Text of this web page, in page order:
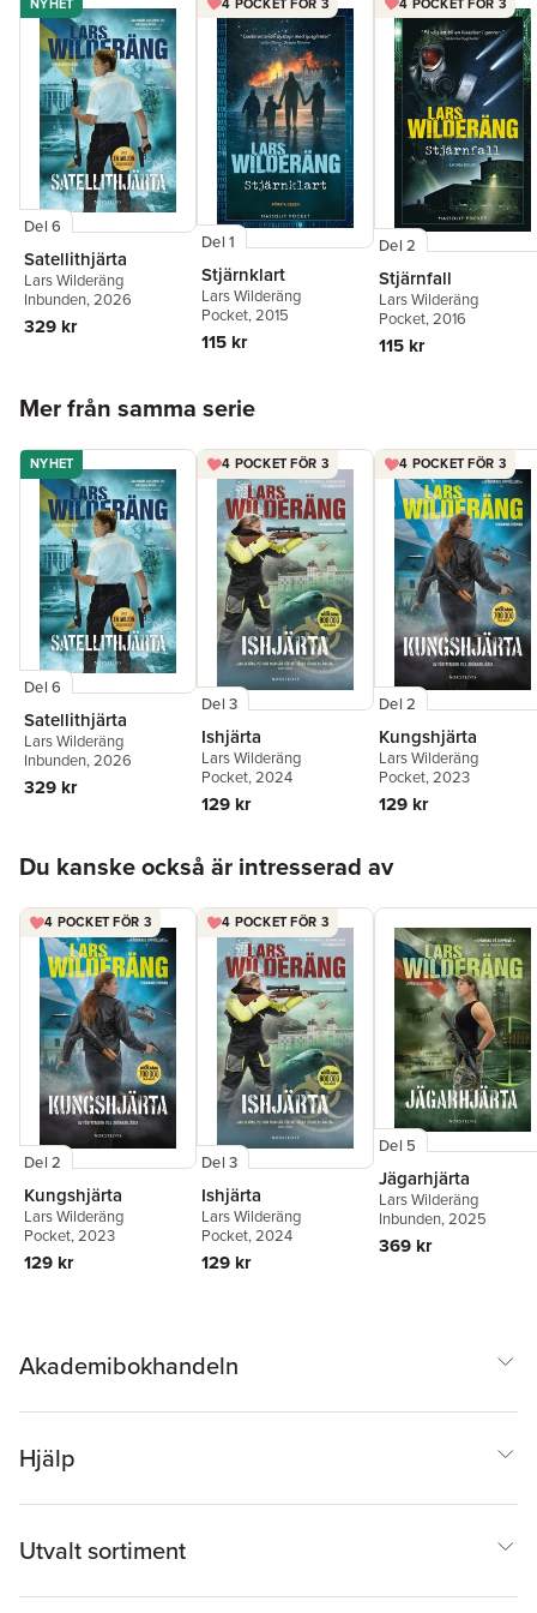
Del 6
Satellithjärta
Lars Wilderäng
Inbunden, 2026
329 kr
Del 1
Stjärnklart
Lars Wilderäng
Pocket, 2015
115 kr
Del 2
Stjärnfall
Lars Wilderäng
Pocket, 2016
115 kr
Mer från samma serie
NYHET
Del 6
Satellithjärta
Lars Wilderäng
Inbunden, 2026
329 kr
4 POCKET FÖR 3
Del 3
Ishjärta
Lars Wilderäng
Pocket, 2024
129 kr
4 POCKET FÖR 3
Del 2
Kungshjärta
Lars Wilderäng
Pocket, 2023
129 kr
Du kanske också är intresserad av
4 POCKET FÖR 3
Del 2
Kungshjärta
Lars Wilderäng
Pocket, 2023
129 kr
4 POCKET FÖR 3
Del 3
Ishjärta
Lars Wilderäng
Pocket, 2024
129 kr
Del 5
Jägarhjärta
Lars Wilderäng
Inbunden, 2025
369 kr
Akademibokhandeln
Hjälp
Utvalt sortiment